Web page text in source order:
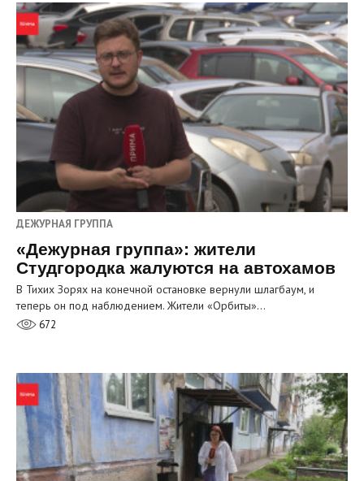
ДЕЖУРНАЯ ГРУППА
«Дежурная группа»: жители
Студгородка жалуются на автохамов
В Тихих Зорях на конечной остановке вернули шлагбаум, и
теперь он под наблюдением. Жители «Орбиты»…
672